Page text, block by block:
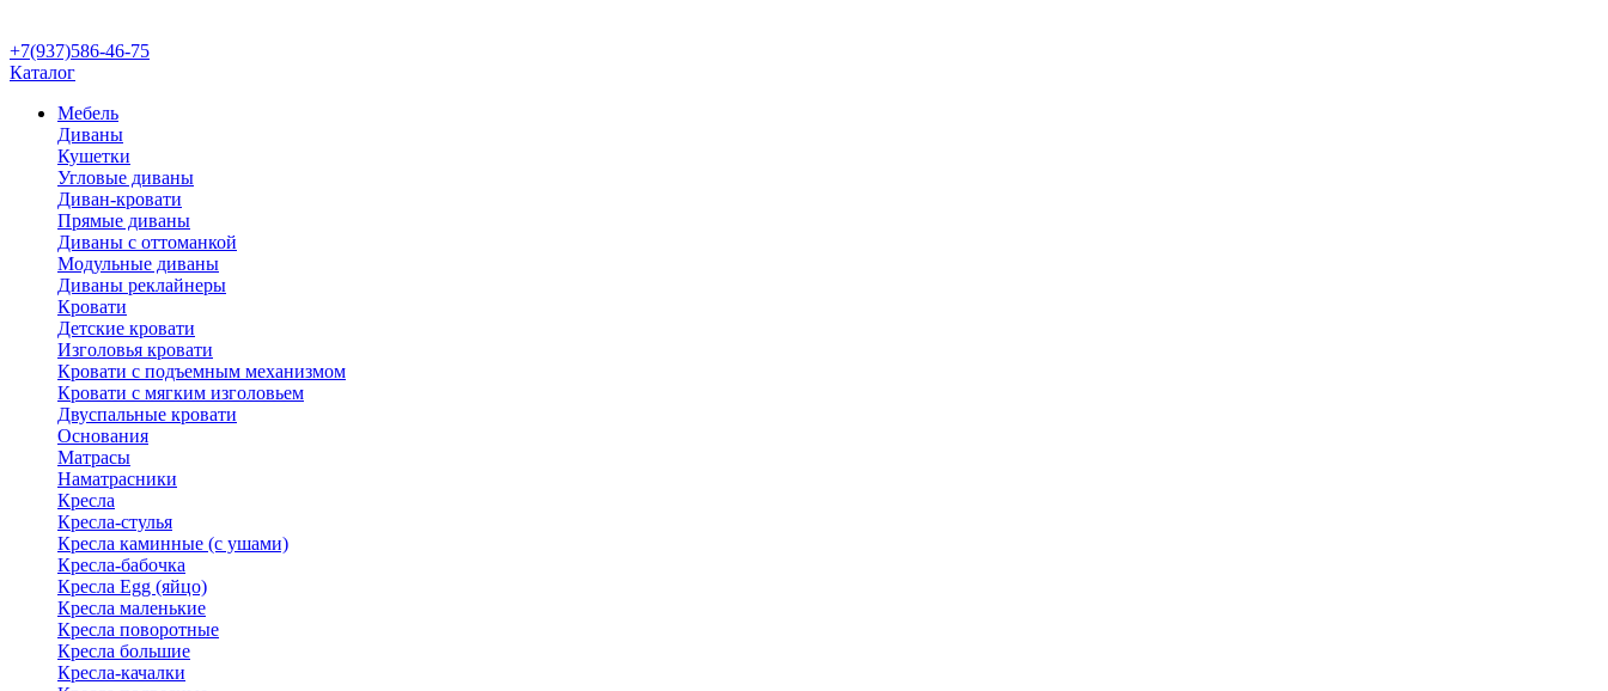
+7(937)586-46-75
Каталог
Мебель
Диваны
Кушетки
Угловые диваны
Диван-кровати
Прямые диваны
Диваны с оттоманкой
Модульные диваны
Диваны реклайнеры
Кровати
Детские кровати
Изголовья кровати
Кровати с подъемным механизмом
Кровати с мягким изголовьем
Двуспальные кровати
Основания
Матрасы
Наматрасники
Кресла
Кресла-стулья
Кресла каминные (с ушами)
Кресла-бабочка
Кресла Egg (яйцо)
Кресла маленькие
Кресла поворотные
Кресла большие
Кресла-качалки